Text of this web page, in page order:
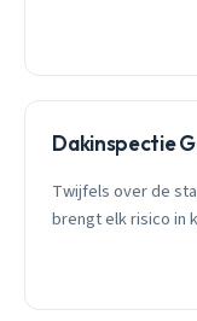
Dakinspectie
Twijfels over de
brengt elk risico in